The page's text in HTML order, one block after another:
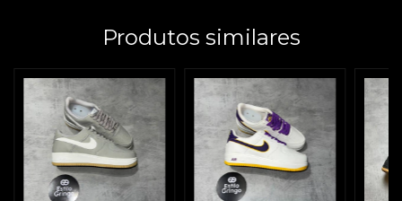
Produtos similares